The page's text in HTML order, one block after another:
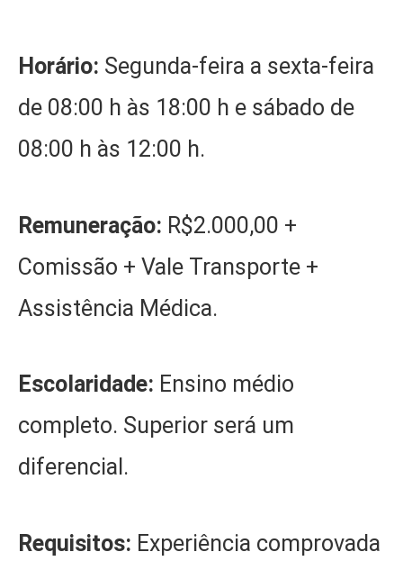
Horário: Segunda-feira a sexta-feira
de 08:00 h às 18:00 h e sábado de
08:00 h às 12:00 h.
Remuneração: R$2.000,00 +
Comissão + Vale Transporte +
Assistência Médica.
Escolaridade: Ensino médio
completo. Superior será um
diferencial.
Requisitos: Experiência comprovada